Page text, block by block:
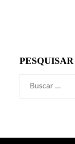
PESQUISAR